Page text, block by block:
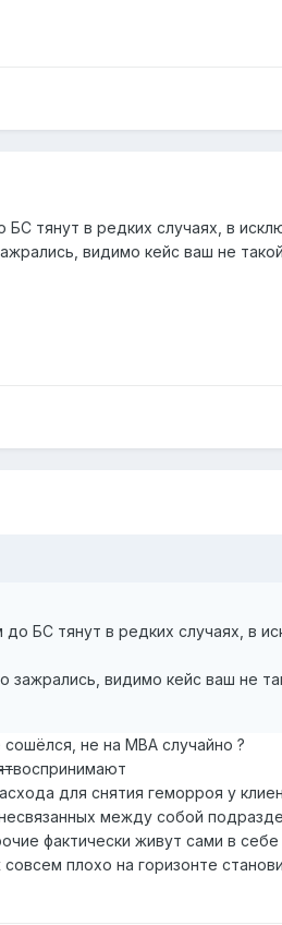
БС тянут в редких случаях, в
видимо кейс ваш не
до БС тянут в редких случаях, в
видимо кейс ваш не
не на MBA случайно ?
воспринимают
для снятия геморроя у
между собой
фактически живут сами в
плохо на горизонте